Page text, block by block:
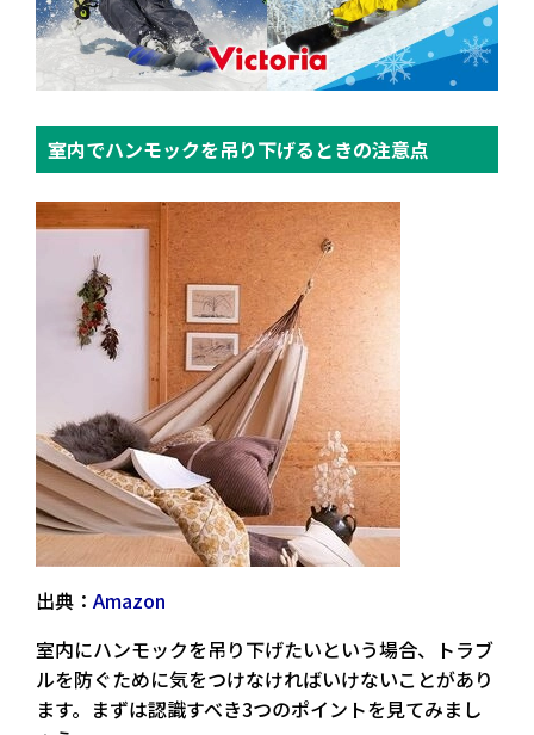
室内でハンモックを吊り下げるときの注意点
出典： Amazon
室内にハンモックを吊り下げたいという場合、トラブ
ルを防ぐために気をつけなければいけないことがあり
ます。まずは認識すべき3つのポイントを見てみまし